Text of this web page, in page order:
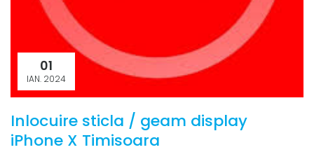
01
IAN. 2024
Inlocuire sticla / geam display
iPhone X Timisoara